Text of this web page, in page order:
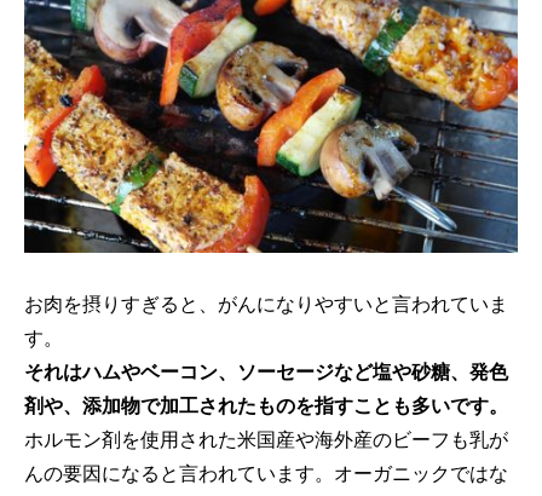
お肉を摂りすぎると、がんになりやすいと言われていま
す。
それはハムやベーコン、ソーセージなど塩や砂糖、発色
剤や、添加物で加工されたものを指すことも多いです。
ホルモン剤を使用された米国産や海外産のビーフも乳が
んの要因になると言われています。オーガニックではな